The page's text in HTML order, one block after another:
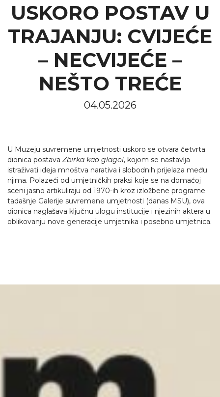
USKORO POSTAV U
TRAJANJU: CVIJEĆE
– NECVIJEĆE –
NEŠTO TREĆE
04.05.2026
U Muzeju suvremene umjetnosti uskoro se otvara četvrta
dionica postava Zbirka kao glagol, kojom se nastavlja
istraživati ideja mnoštva narativa i slobodnih prijelaza među
njima. Polazeći od umjetničkih praksi koje se na domaćoj
sceni jasno artikuliraju od 1970-ih kroz izložbene programe
tadašnje Galerije suvremene umjetnosti (danas MSU), ova
dionica naglašava ključnu ulogu institucije i njezinih aktera u
oblikovanju nove generacije umjetnika i posebno umjetnica.